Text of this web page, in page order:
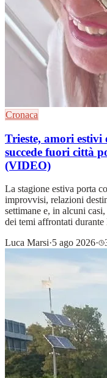
Cronaca
Trieste, amori
succede fuori città
(VIDEO)
La stagione estiva porta
improvvisi, relazioni
settimane e, in alcuni
dei temi affrontati durante
Luca Marsi·5 ago 2026·